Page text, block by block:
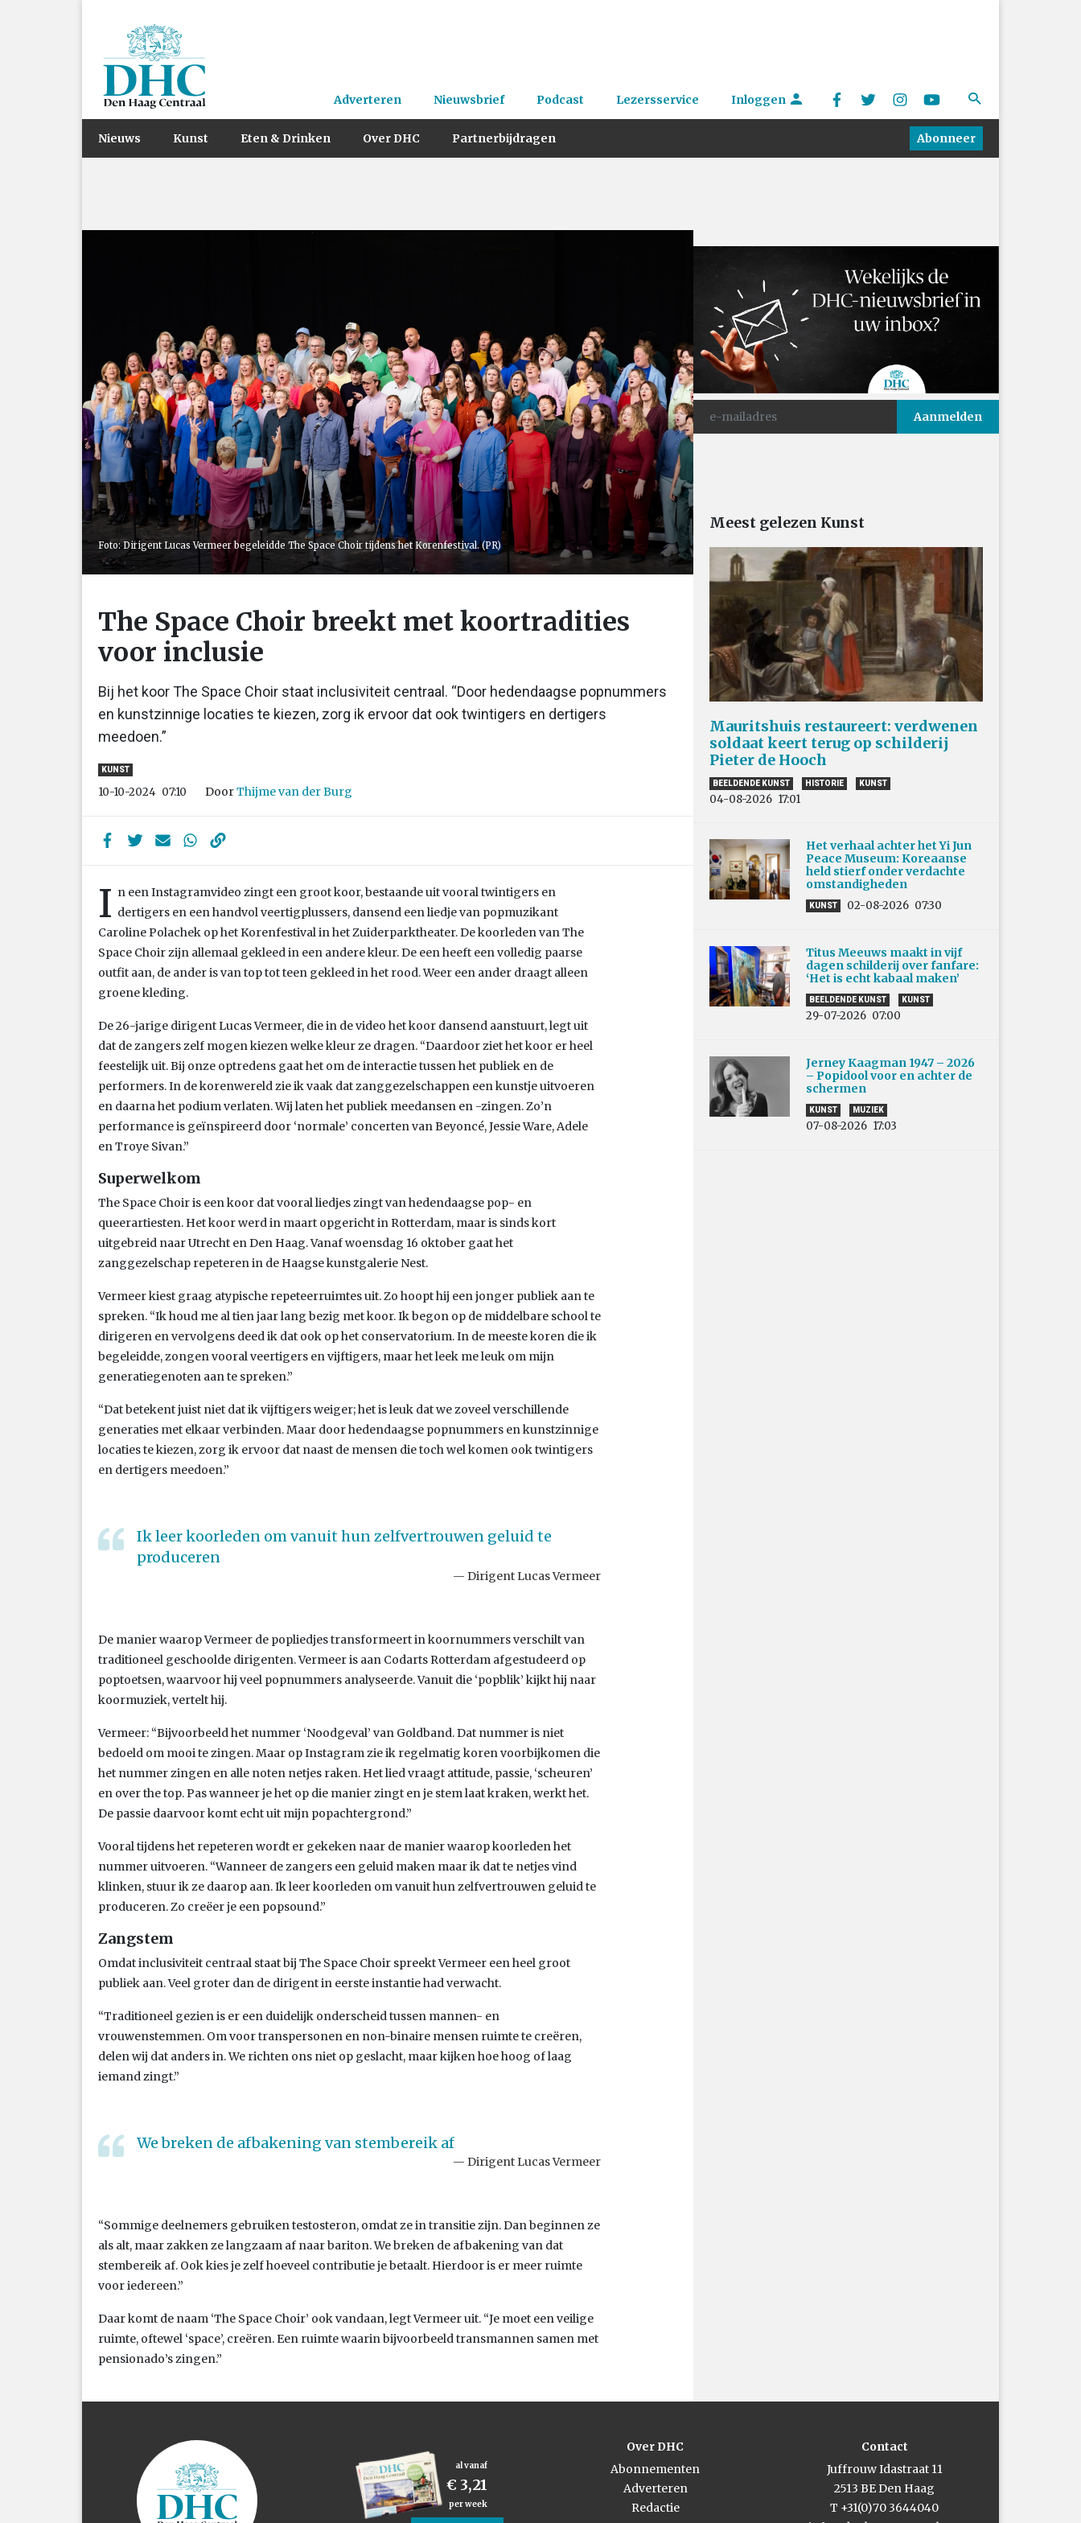
Adverteren Nieuwsbrief Podcast Lezersservice Inloggen
Nieuws Kunst Eten & Drinken Over DHC Partnerbijdragen Abonneer
Foto: Dirigent Lucas Vermeer begeleidde The Space Choir tijdens het Korenfestival. (PR)
The Space Choir breekt met koortradities
voor inclusie
Bij het koor The Space Choir staat inclusiviteit centraal. “Door hedendaagse popnummers
en kunstzinnige locaties te kiezen, zorg ik ervoor dat ook twintigers en dertigers
meedoen.”
KUNST
10-10-2024 07:10 DoorThijme van der Burg
I n een Instagramvideo zingt een groot koor, bestaande uit vooral twintigers en
dertigers en een handvol veertigplussers, dansend een liedje van popmuzikant
Caroline Polachek op het Korenfestival in het Zuiderparktheater. De koorleden van The
Space Choir zijn allemaal gekleed in een andere kleur. De een heeft een volledig paarse
outfit aan, de ander is van top tot teen gekleed in het rood. Weer een ander draagt alleen
groene kleding.
De 26-jarige dirigent Lucas Vermeer, die in de video het koor dansend aanstuurt, legt uit
dat de zangers zelf mogen kiezen welke kleur ze dragen. “Daardoor ziet het koor er heel
feestelijk uit. Bij onze optredens gaat het om de interactie tussen het publiek en de
performers. In de korenwereld zie ik vaak dat zanggezelschappen een kunstje uitvoeren
en daarna het podium verlaten. Wij laten het publiek meedansen en -zingen. Zo’n
performance is geïnspireerd door ‘normale’ concerten van Beyoncé, Jessie Ware, Adele
en Troye Sivan.”
Superwelkom
The Space Choir is een koor dat vooral liedjes zingt van hedendaagse pop- en
queerartiesten. Het koor werd in maart opgericht in Rotterdam, maar is sinds kort
uitgebreid naar Utrecht en Den Haag. Vanaf woensdag 16 oktober gaat het
zanggezelschap repeteren in de Haagse kunstgalerie Nest.
Vermeer kiest graag atypische repeteerruimtes uit. Zo hoopt hij een jonger publiek aan te
spreken. “Ik houd me al tien jaar lang bezig met koor. Ik begon op de middelbare school te
dirigeren en vervolgens deed ik dat ook op het conservatorium. In de meeste koren die ik
begeleidde, zongen vooral veertigers en vijftigers, maar het leek me leuk om mijn
generatiegenoten aan te spreken.”
“Dat betekent juist niet dat ik vijftigers weiger; het is leuk dat we zoveel verschillende
generaties met elkaar verbinden. Maar door hedendaagse popnummers en kunstzinnige
locaties te kiezen, zorg ik ervoor dat naast de mensen die toch wel komen ook twintigers
en dertigers meedoen.”
Ik leer koorleden om vanuit hun zelfvertrouwen geluid te
produceren
Dirigent Lucas Vermeer
De manier waarop Vermeer de popliedjes transformeert in koornummers verschilt van
traditioneel geschoolde dirigenten. Vermeer is aan Codarts Rotterdam afgestudeerd op
poptoetsen, waarvoor hij veel popnummers analyseerde. Vanuit die ‘popblik’ kijkt hij naar
koormuziek, vertelt hij.
Vermeer: “Bijvoorbeeld het nummer ‘Noodgeval’ van Goldband. Dat nummer is niet
bedoeld om mooi te zingen. Maar op Instagram zie ik regelmatig koren voorbijkomen die
het nummer zingen en alle noten netjes raken. Het lied vraagt attitude, passie, ‘scheuren’
en over the top. Pas wanneer je het op die manier zingt en je stem laat kraken, werkt het.
De passie daarvoor komt echt uit mijn popachtergrond.”
Vooral tijdens het repeteren wordt er gekeken naar de manier waarop koorleden het
nummer uitvoeren. “Wanneer de zangers een geluid maken maar ik dat te netjes vind
klinken, stuur ik ze daarop aan. Ik leer koorleden om vanuit hun zelfvertrouwen geluid te
produceren. Zo creëer je een popsound.”
Zangstem
Omdat inclusiviteit centraal staat bij The Space Choir spreekt Vermeer een heel groot
publiek aan. Veel groter dan de dirigent in eerste instantie had verwacht.
“Traditioneel gezien is er een duidelijk onderscheid tussen mannen- en
vrouwenstemmen. Om voor transpersonen en non-binaire mensen ruimte te creëren,
delen wij dat anders in. We richten ons niet op geslacht, maar kijken hoe hoog of laag
iemand zingt.”
We breken de afbakening van stembereik af
Dirigent Lucas Vermeer
“Sommige deelnemers gebruiken testosteron, omdat ze in transitie zijn. Dan beginnen ze
als alt, maar zakken ze langzaam af naar bariton. We breken de afbakening van dat
stembereik af. Ook kies je zelf hoeveel contributie je betaalt. Hierdoor is er meer ruimte
voor iedereen.”
Daar komt de naam ‘The Space Choir’ ook vandaan, legt Vermeer uit. “Je moet een veilige
ruimte, oftewel ‘space’, creëren. Een ruimte waarin bijvoorbeeld transmannen samen met
pensionado’s zingen.”
Meest gelezen Kunst
Mauritshuis restaureert: verdwenen
soldaat keert terug op schilderij
Pieter de Hooch
BEELDENDE KUNST HISTORIE KUNST
04-08-2026 17:01
Het verhaal achter het Yi Jun
Peace Museum: Koreaanse
held stierf onder verdachte
omstandigheden
KUNST 02-08-2026 07:30
Titus Meeuws maakt in vijf
dagen schilderij over fanfare:
‘Het is echt kabaal maken’
BEELDENDE KUNST KUNST
29-07-2026 07:00
Jerney Kaagman 1947 – 2026
– Popidool voor en achter de
schermen
KUNST MUZIEK
07-08-2026 17:03
al vanaf
€ 3,21
per week
Over DHC
Abonnementen
Adverteren
Redactie
Contact
Juffrouw Idastraat 11
2513 BE Den Haag
T +31(0)70 3644040